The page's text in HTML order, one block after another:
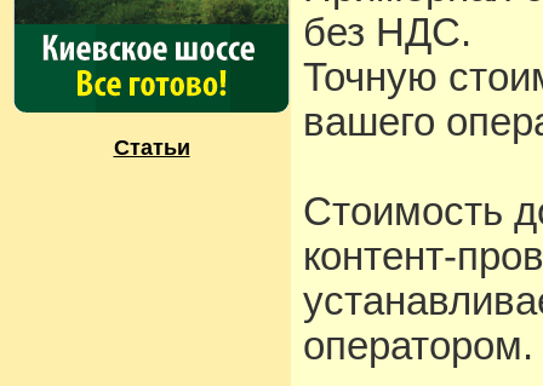
Статьи
без НДС.
Точную
вашего
Стоимость
контент-
оператором.